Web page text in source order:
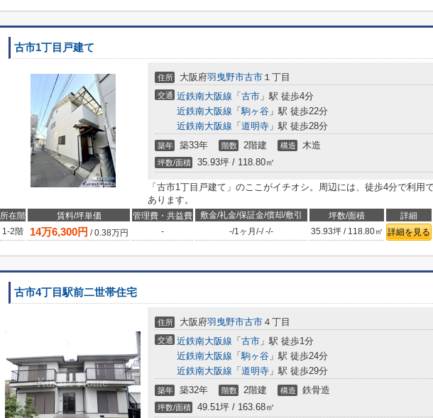
古市1丁目戸建て
住所 大阪府羽曳野市古市 １丁目
交通 近鉄南大阪線 「 古市 」駅 徒歩4分
近鉄南大阪線 「駒ヶ谷 」駅 徒歩22分
近鉄南大阪線 「 道明寺 」駅 徒歩28分
築年 築33年 階数 2階建 構造 木造
坪数/面積 35.93坪 / 118.80㎡
「古市1丁目戸建て」のここがイチオシ。周辺には、徒歩4分で利用
あります。
所在階 賃料/坪単価 管理費・共益費 敷金/礼金/保証金/償却/敷引 坪数/面積 詳細
1-2階
14万6,300円 /0.38万円 - -/1ヶ月 /-/-/- 35.93坪 / 118.80㎡ 詳細を見る
古市4丁目駅前二世帯住宅
住所 大阪府羽曳野市古市 ４丁目
交通 近鉄南大阪線 「 古市 」駅 徒歩1分
近鉄南大阪線 「駒ヶ谷 」駅 徒歩24分
近鉄南大阪線 「 道明寺 」駅 徒歩29分
築年 築32年 階数 2階建 構造 鉄骨造
坪数/面積 49.51坪 / 163.68㎡